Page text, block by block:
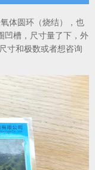
体圆环（烧结），也
凹槽，尺寸量了下，外
寸和极数或者想咨询